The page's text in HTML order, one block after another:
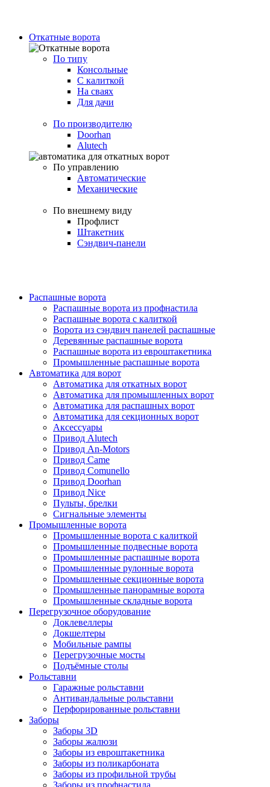
Откатные ворота
По типу
Консольные
С калиткой
На сваях
Для дачи
По производителю
Doorhan
Alutech
По управлению
Автоматические
Механические
По внешнему виду
Профлист
Штакетник
Сэндвич-панели
Распашные ворота
Распашные ворота из профнастила
Распашные ворота с калиткой
Ворота из сэндвич панелей распашные
Деревянные распашные ворота
Распашные ворота из евроштакетника
Промышленные распашные ворота
Автоматика для ворот
Автоматика для откатных ворот
Автоматика для промышленных ворот
Автоматика для распашных ворот
Автоматика для секционных ворот
Аксессуары
Привод Alutech
Привод An-Motors
Привод Came
Привод Comunello
Привод Doorhan
Привод Nice
Пульты, брелки
Сигнальные элементы
Промышленные ворота
Промышленные ворота с калиткой
Промышленные подвесные ворота
Промышленные распашные ворота
Промышленные рулонные ворота
Промышленные секционные ворота
Промышленные панорамные ворота
Промышленные складные ворота
Перегрузочное оборудование
Доклевеллеры
Докшелтеры
Мобильные рампы
Перегрузочные мосты
Подъёмные столы
Рольставни
Гаражные рольставни
Антивандальные рольставни
Перфорированные рольставни
Заборы
Заборы 3D
Заборы жалюзи
Заборы из евроштакетника
Заборы из поликарбоната
Заборы из профильной трубы
Заборы из профнастила